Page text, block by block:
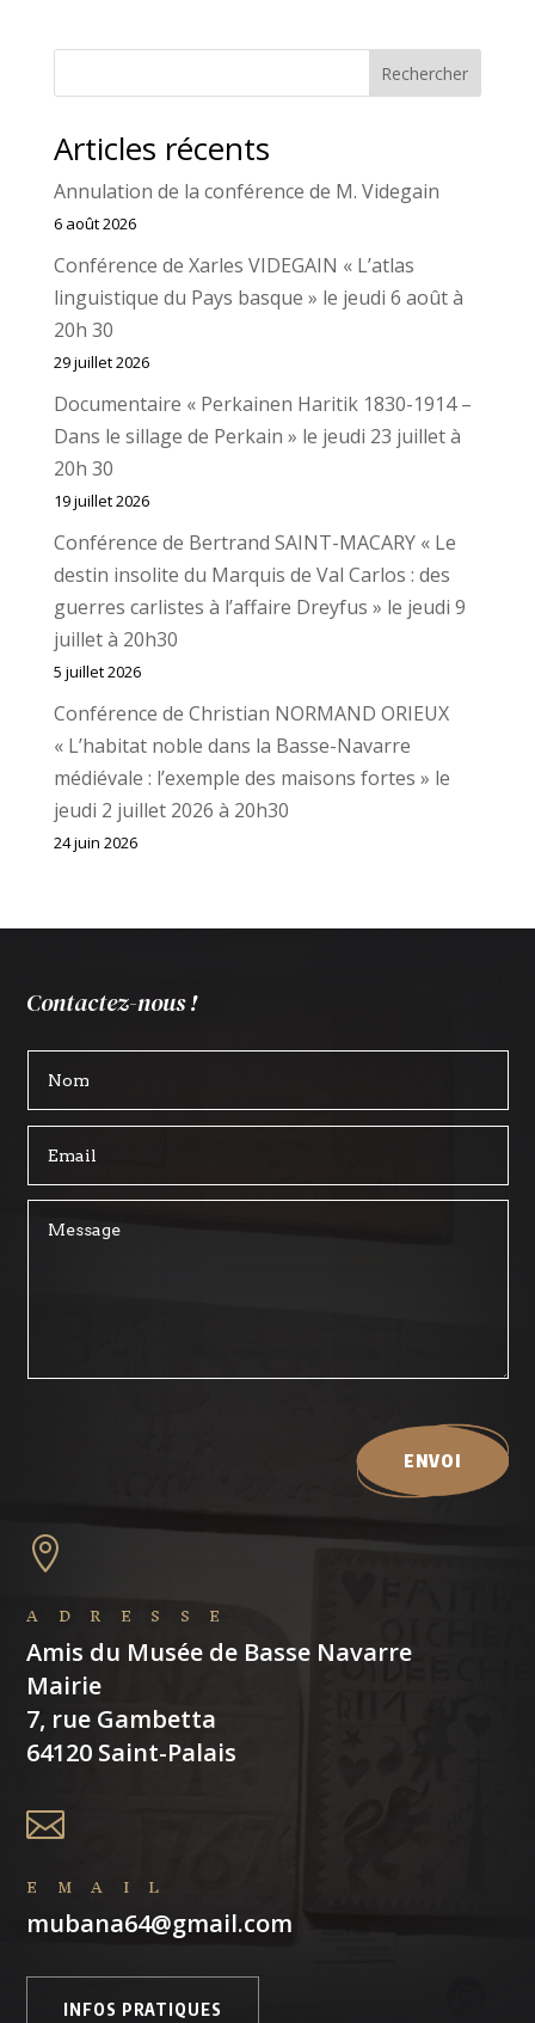
Rechercher
Articles récents
Annulation de la conférence de M. Videgain
6 août 2026
Conférence de Xarles VIDEGAIN « L’atlas
linguistique du Pays basque » le jeudi 6 août à
20h 30
29 juillet 2026
Documentaire « Perkainen Haritik 1830-1914 –
Dans le sillage de Perkain » le jeudi 23 juillet à
20h 30
19 juillet 2026
Conférence de Bertrand SAINT-MACARY « Le
destin insolite du Marquis de Val Carlos : des
guerres carlistes à l’affaire Dreyfus » le jeudi 9
juillet à 20h30
5 juillet 2026
Conférence de Christian NORMAND ORIEUX
« L’habitat noble dans la Basse-Navarre
médiévale : l’exemple des maisons fortes » le
jeudi 2 juillet 2026 à 20h30
24 juin 2026
Contactez-nous !
ENVOI

ADRESSE
Amis du Musée de Basse Navarre
Mairie
7, rue Gambetta
64120 Saint-Palais

EMAIL
mubana64@gmail.com
INFOS PRATIQUES